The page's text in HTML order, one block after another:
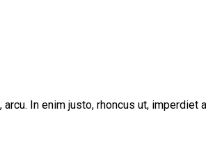
In enim justo, rhoncus ut,